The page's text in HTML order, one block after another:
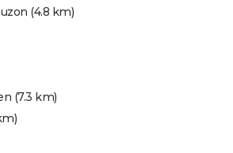
(4.8 km)
(7.3 km)